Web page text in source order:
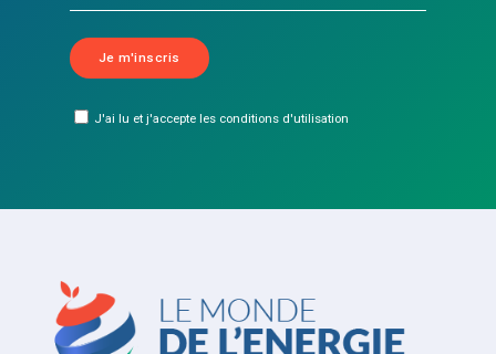
J'ai lu et j'accepte les conditions d'utilisation